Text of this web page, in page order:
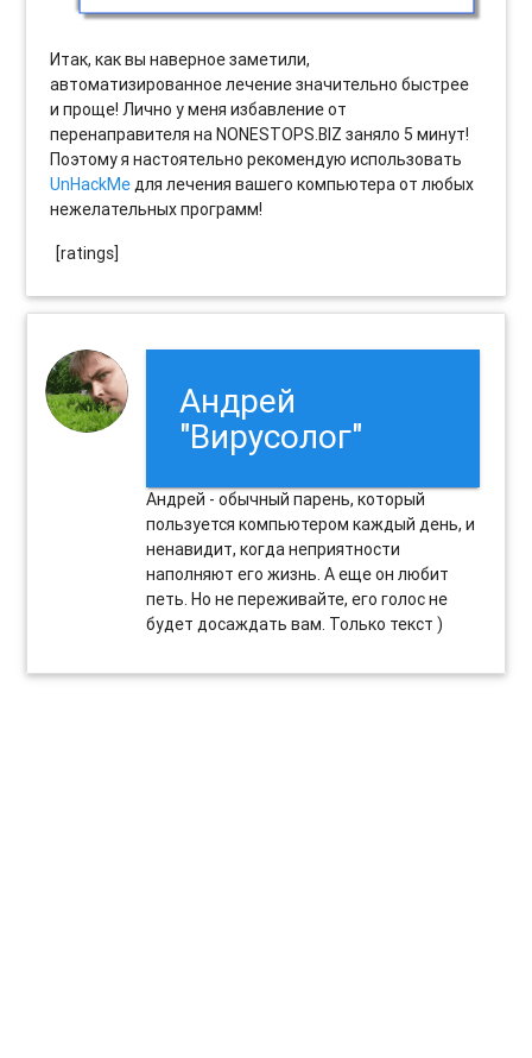
Итак, как вы наверное заметили,
автоматизированное лечение значительно быстрее
и проще! Лично у меня избавление от
перенаправителя на NONESTOPS.BIZ заняло 5 минут!
Поэтому я настоятельно рекомендую использовать
UnHackMeдля лечения вашего компьютера от любых
нежелательных программ!
[ratings]
Андрей
"Вирусолог"
Андрей - обычный парень, который
пользуется компьютером каждый день, и
ненавидит, когда неприятности
наполняют его жизнь. А еще он любит
петь. Но не переживайте, его голос не
будет досаждать вам. Только текст )